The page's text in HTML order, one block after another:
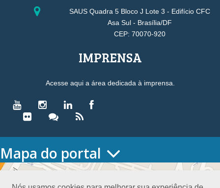
SAUS Quadra 5 Bloco J Lote 3 - Edifício CFC
Asa Sul - Brasília/DF
CEP: 70070-920
IMPRENSA
Acesse aqui a área dedicada à imprensa.
Mapa do portal
HOME